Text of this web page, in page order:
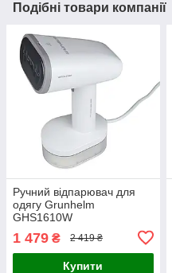
Подібні товари компанії
Ручний відпарювач для
одягу Grunhelm
GHS1610W
1 479 ₴ 2 419 ₴
Купити